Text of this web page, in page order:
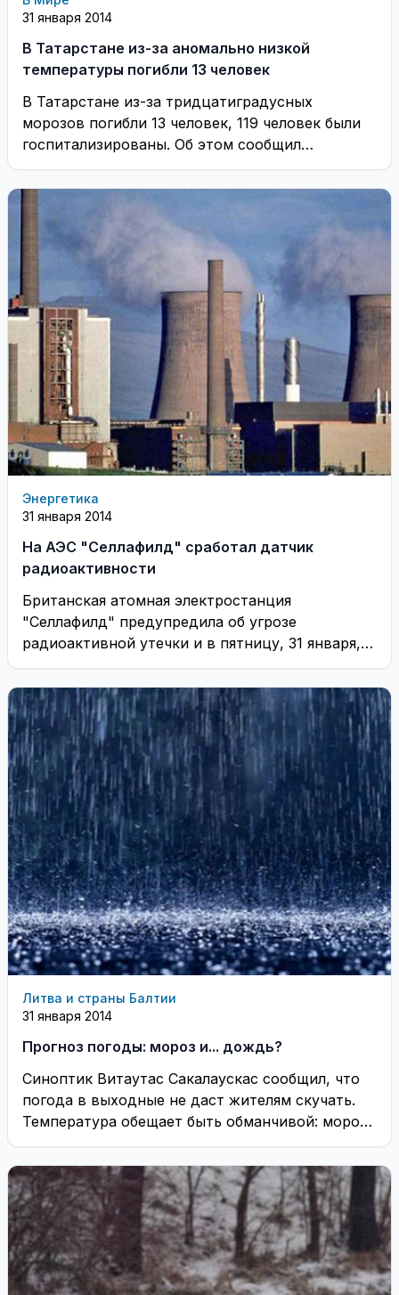
31 января 2014
В Татарстане из-за аномально низкой
температуры погибли 13 человек
В Татарстане из-за тридцатиградусных
морозов погибли 13 человек, 119 человек были
госпитализированы. Об этом сообщил
председатель комиссии по предупреждению и
...
Энергетика
31 января 2014
На АЭС "Селлафилд" сработал датчик
радиоактивности
Британская атомная электростанция
"Селлафилд" предупредила об угрозе
радиоактивной утечки и в пятницу, 31 января,
дала указание части персонала не приходить ...
Литва и страны Балтии
31 января 2014
Прогноз погоды: мороз и... дождь?
Синоптик Витаутас Сакалаускас сообщил, что
погода в выходные не даст жителям скучать.
Температура обещает быть обманчивой: мороз
будет ощущаться сильнее, ...